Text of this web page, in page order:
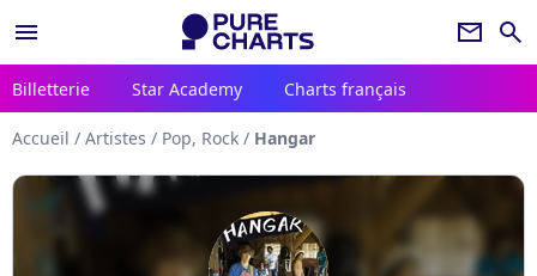
menu newsletter search
Billetterie Star Academy Charts français
Accueil / Artistes / Pop, Rock / Hangar